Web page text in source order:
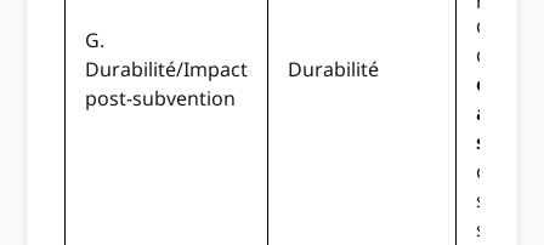
G.
Durabilité/Impact
post-subvention
Durabilité
seront